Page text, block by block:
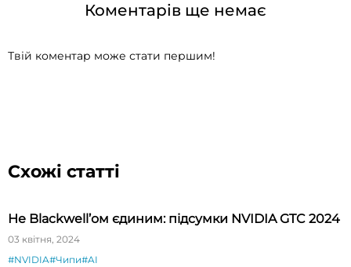
Коментарів ще немає
Твій коментар може стати першим!
Схожі статті
Не Blackwell’ом єдиним: підсумки NVIDIA GTC 2024
03 квітня, 2024
#NVIDIA#Чипи#AI